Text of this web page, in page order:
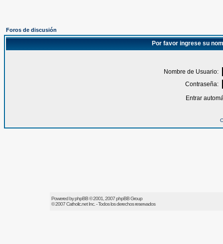
Foros de discusión
Por favor ingrese su
Nombre de Usuario:
Contraseña:
Entrar
Powered byphpBB© 2001, 2007 phpBB Group
© 2007Catholic.netInc. - Todos los derechos reservados